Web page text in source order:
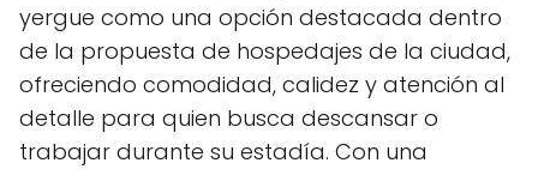
yergue como una opción destacada dentro
de la propuesta de hospedajes de la ciudad,
ofreciendo comodidad, calidez y atención al
detalle para quien busca descansar o
trabajar durante su estadía. Con una